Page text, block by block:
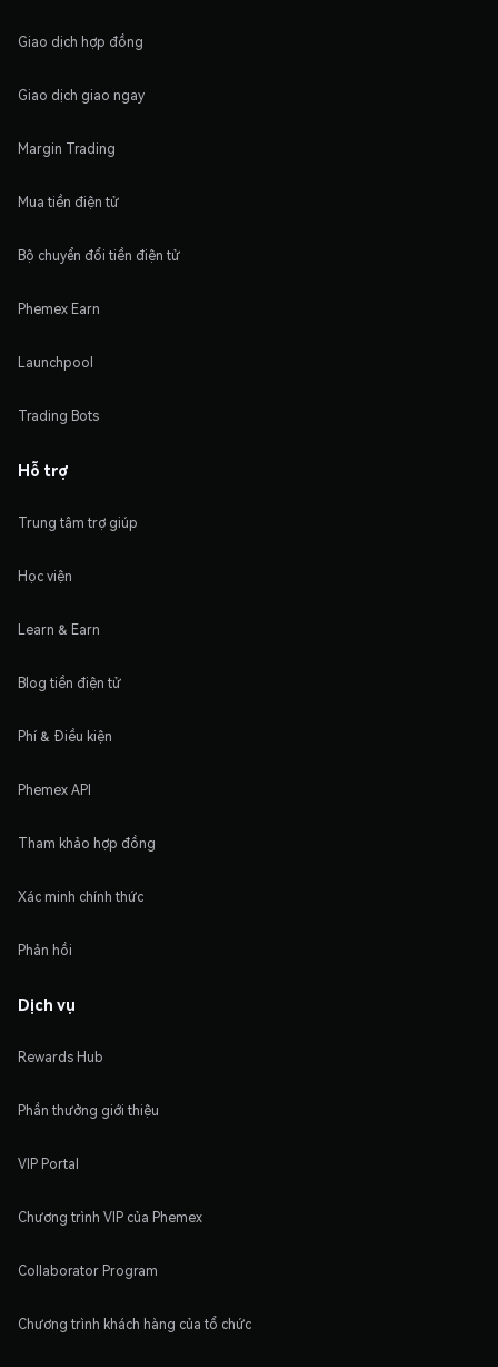
Giao dịch hợp đồng
Giao dịch giao ngay
Margin Trading
Mua tiền điện tử
Bộ chuyển đổi tiền điện tử
Phemex Earn
Launchpool
Trading Bots
Hỗ trợ
Trung tâm trợ giúp
Học viện
Learn & Earn
Blog tiền điện tử
Phí & Điều kiện
Phemex API
Tham khảo hợp đồng
Xác minh chính thức
Phản hồi
Dịch vụ
Rewards Hub
Phần thưởng giới thiệu
VIP Portal
Chương trình VIP của Phemex
Collaborator Program
Chương trình khách hàng của tổ chức